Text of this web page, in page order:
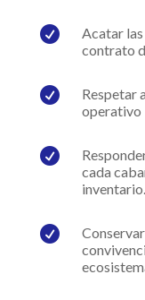

Acatar
contrato

Respetar
operativo

cada
inventario.
